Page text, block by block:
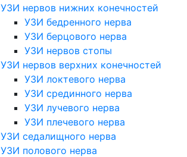
УЗИ нервов нижних конечностей
УЗИ бедренного нерва
УЗИ берцового нерва
УЗИ нервов стопы
УЗИ нервов верхних конечностей
УЗИ локтевого нерва
УЗИ срединного нерва
УЗИ лучевого нерва
УЗИ плечевого нерва
УЗИ седалищного нерва
УЗИ полового нерва